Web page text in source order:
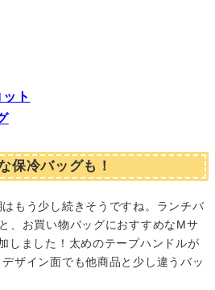
ト
保冷バッグも！
もう少し続きそうですね。ランチバ
、お買い物バッグにおすすめなMサ
しました！太めのテープハンドルが
ザイン面でも他商品と少し違うバッ